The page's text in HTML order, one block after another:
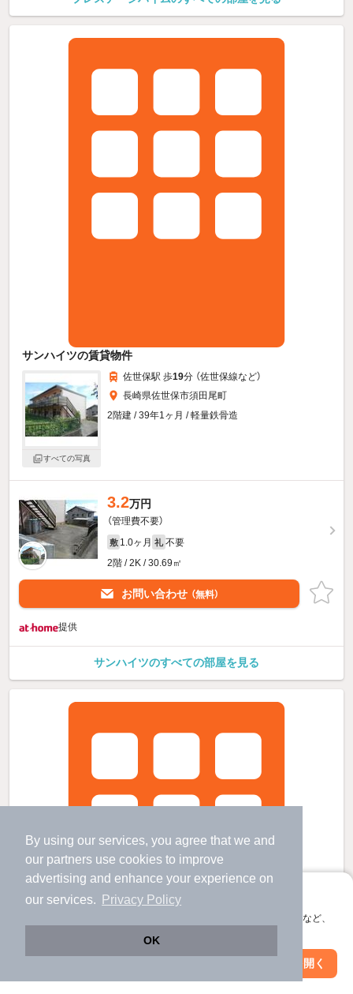
By using our services, you agree that we and
our partners use cookies to improve
advertising and enhance your experience on
our services.
Privacy Policy
OK
アプリに切り替えて、サクサクお部屋探し
会員登録なしですぐ使える。マップ検索やお気に入り保存など、
アプリを開く
サンハイツの賃貸物件
すべての写真
佐世保駅 歩19分 （佐世保線など）
長崎県佐世保市須田尾町
2階建 / 39年1ヶ月 / 軽量鉄骨造
3.2万円
（管理費不要）
敷 1.0ヶ月 礼 不要
2階 / 2K / 30.69㎡
お問い合わせ （無料）
提供
サンハイツのすべての部屋を見る
絞り込み条件を変更